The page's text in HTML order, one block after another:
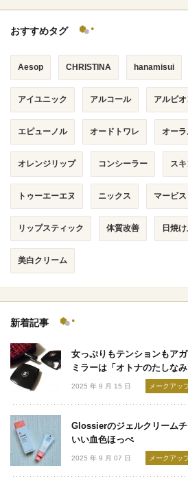
おすすめタグ
Aesop CHRISTINA hanamisui
アイユニック アルコール アルビ
エピューノル オードトワレ オー
オレンジリップ コンシーラー ス
トゥーエーエヌ ニックス マービス
リップスティック 体質改善 日焼
美白クリーム
新着記事
女っぷりもテンションもア
ミラーは「オトナのたしなみ
2025 年 9 月 15 日 メークアッ
Glossierのジェルクリーム
いい血色ほっぺ
2025 年 9 月 07 日 メークアッ